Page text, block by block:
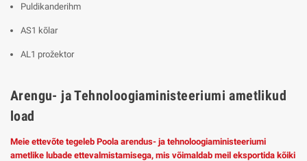
Puldikanderihm
AS1 kõlar
AL1 prožektor
Arengu- ja Tehnoloogiaministeeriumi ametlikud
load
Meie ettevõte tegeleb Poola arendus- ja tehnoloogiaministeeriumi
ametlike lubade ettevalmistamisega, mis võimaldab meil eksportida kõiki